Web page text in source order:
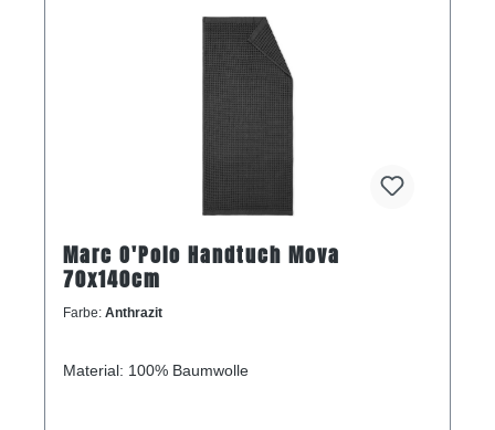
Marc O'Polo Handtuch Mova
70x140cm
Farbe: Anthrazit
Material: 100% Baumwolle